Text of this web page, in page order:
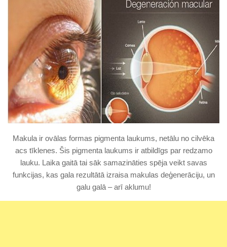
Makula ir ovālas formas pigmenta laukums, netālu no cilvēka
acs tīklenes. Šis pigmenta laukums ir atbildīgs par redzamo
lauku. Laika gaitā tai sāk samazināties spēja veikt savas
funkcijas, kas gala rezultātā izraisa makulas deģenerāciju, un
galu galā – arī aklumu!